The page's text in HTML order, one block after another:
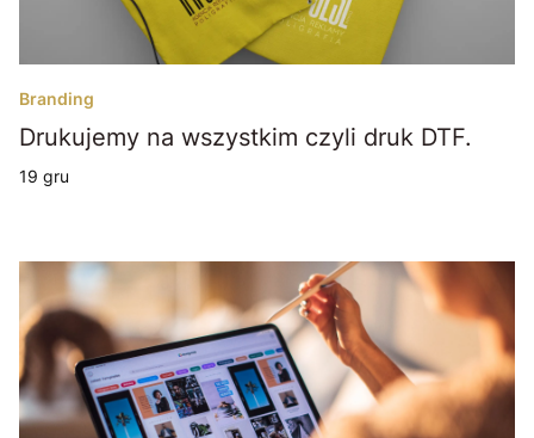
Branding
Drukujemy na wszystkim czyli druk DTF.
19 gru